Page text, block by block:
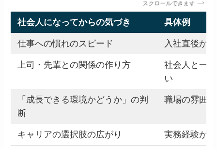
スクロールできます
社会人になってからの気づき 具体例
仕事への慣れのスピード 入社直後か
上司・先輩との関係の作り方
社会人と一
い
「成長できる環境かどうか」の判
断
職場の雰囲
キャリアの選択肢の広がり 実務経験が